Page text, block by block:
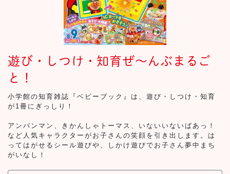
遊び・しつけ・知育ぜ～んぶまるご
と！
小学館の知育雑誌『ベビーブック』は、遊び・しつけ・知育
が1冊にぎっしり！
アンパンマン、きかんしゃトーマス、いないいないばあっ！
など人気キャラクターがお子さんの笑顔を引き出します。は
ってはがせるシール遊びや、しかけ遊びでお子さん夢中まち
がいなし！